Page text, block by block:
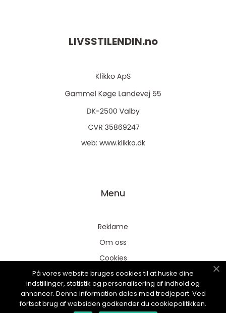
LIVSSTILENDIN.no
web: www.klikko.dk
Menu
Reklame
Om oss
Cookies
Kontakt Oss
Sitemap
På vores website bruges cookies til at huske dine
indstillinger, statistik og personalisering af indhold og
annoncer. Denne information deles med tredjepart. Ved
fortsat brug af websiden godkender du cookiepolitikken.